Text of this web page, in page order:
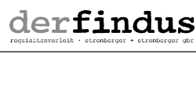
Kontakt
AGB
Impressum
Datenschutzerklärung